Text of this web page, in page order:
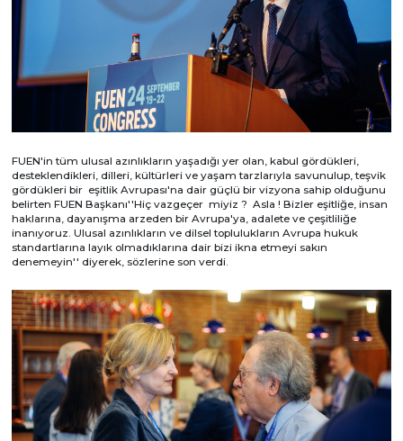
FUEN'in tüm ulusal azınlıkların yaşadığı yer olan, kabul gördükleri,
desteklendikleri, dilleri, kültürleri ve yaşam tarzlarıyla savunulup, teşvik
gördükleri bir eşitlik Avrupası'na dair güçlü bir vizyona sahip olduğunu
belirten FUEN Başkanı''Hiç vazgeçer miyiz ? Asla ! Bizler eşitliğe, insan
haklarına, dayanışma arzeden bir Avrupa'ya, adalete ve çeşitliliğe
inanıyoruz. Ulusal azınlıkların ve dilsel toplulukların Avrupa hukuk
standartlarına layık olmadıklarına dair bizi ikna etmeyi sakın
denemeyin'' diyerek, sözlerine son verdi.